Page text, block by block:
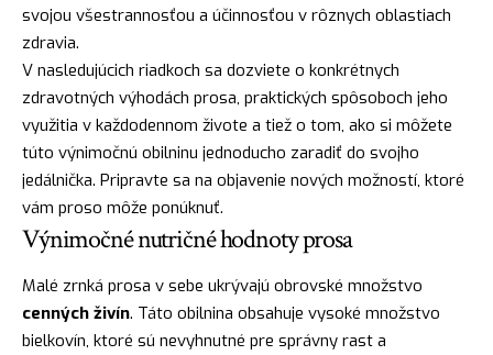
svojou všestrannosťou a účinnosťou v rôznych oblastiach
zdravia.
V nasledujúcich riadkoch sa dozviete o konkrétnych
zdravotných výhodách prosa, praktických spôsoboch jeho
využitia v každodennom živote a tiež o tom, ako si môžete
túto výnimočnú obilninu jednoducho zaradiť do svojho
jedálnička. Pripravte sa na objavenie nových možností, ktoré
vám proso môže ponúknuť.
Výnimočné nutričné hodnoty prosa
Malé zrnká prosa v sebe ukrývajú obrovské množstvo
cenných živín. Táto obilnina obsahuje vysoké množstvo
bielkovín, ktoré sú nevyhnutné pre správny rast a